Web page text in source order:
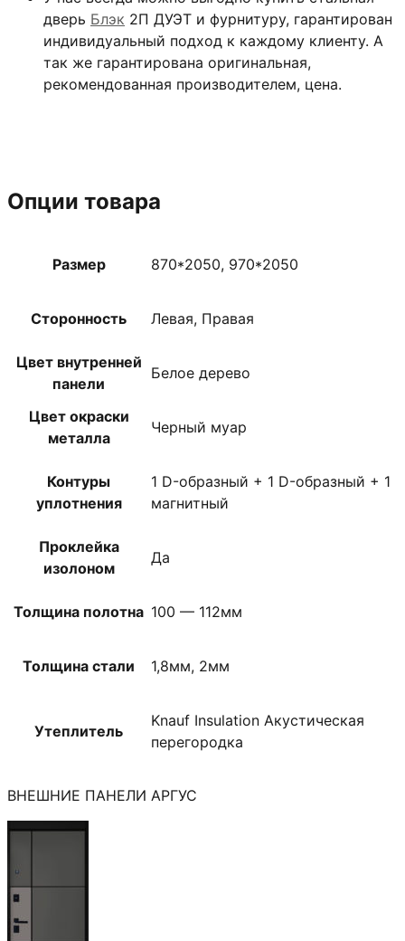
дверь Блэк 2П ДУЭТ и фурнитуру, гарантирован
индивидуальный подход к каждому клиенту. А
так же гарантирована оригинальная,
рекомендованная производителем, цена.
Опции товара
Размер 870*2050, 970*2050
Сторонность Левая, Правая
Цвет внутренней
панели
Белое дерево
Цвет окраски
металла
Черный муар
Контуры
уплотнения
1 D-образный + 1 D-образный + 1
магнитный
Проклейка
изолоном
Да
Толщина полотна 100 — 112мм
Толщина стали 1,8мм, 2мм
Утеплитель
Knauf Insulation Акустическая
перегородка
ВНЕШНИЕ ПАНЕЛИ АРГУС